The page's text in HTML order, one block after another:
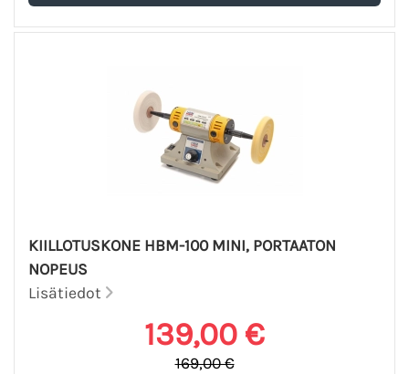
KIILLOTUSKONE HBM-100 MINI, PORTAATON
NOPEUS
Lisätiedot
139,00 €
169,00 €